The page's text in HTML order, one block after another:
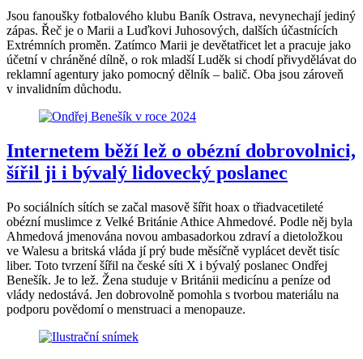
Jsou fanoušky fotbalového klubu Baník Ostrava, nevynechají jediný
zápas. Řeč je o Marii a Luďkovi Juhosových, dalších účastnících
Extrémních proměn. Zatímco Marii je devětatřicet let a pracuje jako
účetní v chráněné dílně, o rok mladší Luděk si chodí přivydělávat do
reklamní agentury jako pomocný dělník – balič. Oba jsou zároveň
v invalidním důchodu.
Internetem běží lež o obézní dobrovolnici,
šířil ji i bývalý lidovecký poslanec
Po sociálních sítích se začal masově šířit hoax o třiadvacetileté
obézní muslimce z Velké Británie Athice Ahmedové. Podle něj byla
Ahmedová jmenována novou ambasadorkou zdraví a dietoložkou
ve Walesu a britská vláda jí prý bude měsíčně vyplácet devět tisíc
liber. Toto tvrzení šířil na české síti X i bývalý poslanec Ondřej
Benešík. Je to lež. Žena studuje v Británii medicínu a peníze od
vlády nedostává. Jen dobrovolně pomohla s tvorbou materiálu na
podporu povědomí o menstruaci a menopauze.